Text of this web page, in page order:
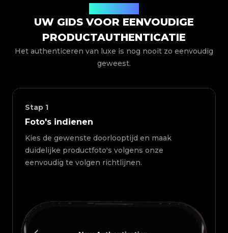
UW GIDS VOOR EENVOUDIGE
PRODUCTAUTHENTICATIE
Het authenticeren van luxe is nog nooit zo eenvoudig
geweest.
Stap 1
Foto's indienen
Kies de gewenste doorlooptijd en maak
duidelijke productfoto's volgens onze
eenvoudig te volgen richtlijnen.